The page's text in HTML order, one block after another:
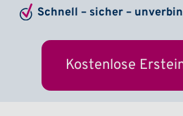
Schnell – sicher –
Kostenlose